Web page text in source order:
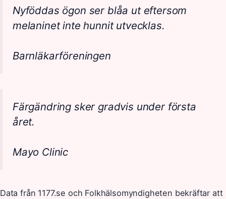
Nyföddas ögon ser blåa ut eftersom
melaninet inte hunnit utvecklas.
Barnläkarföreningen
Färgändring sker gradvis under första
året.
Mayo Clinic
Data från 1177.se och Folkhälsomyndigheten bekräftar att